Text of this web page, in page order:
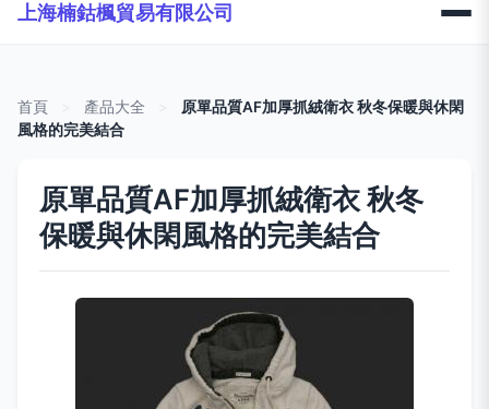
上海楠鈷楓貿易有限公司
首頁 產品大全
原單品質AF加厚抓絨衛衣 秋冬保暖與休閑
風格的完美結合
原單品質AF加厚抓絨衛衣 秋冬
保暖與休閑風格的完美結合